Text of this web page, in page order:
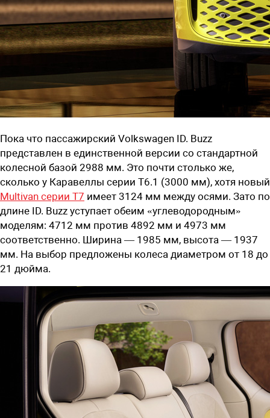
Пока что пассажирский Volkswagen ID. Buzz
представлен в единственной версии со стандартной
колесной базой 2988 мм. Это почти столько же,
сколько у Каравеллы серии T6.1 (3000 мм), хотя новый
Multivan серии T7 имеет 3124 мм между осями. Зато по
длине ID. Buzz уступает обеим «углеводородным»
моделям: 4712 мм против 4892 мм и 4973 мм
соответственно. Ширина — 1985 мм, высота — 1937
мм. На выбор предложены колеса диаметром от 18 до
21 дюйма.